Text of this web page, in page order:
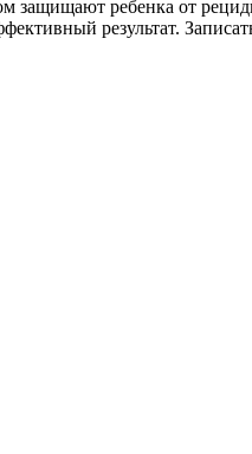
ребенка от
результат.